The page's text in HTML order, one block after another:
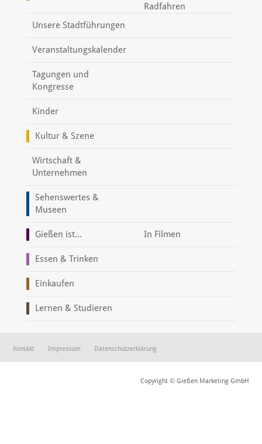
Radfahren
Unsere Stadtführungen
Veranstaltungskalender
Tagungen und
Kongresse
Kinder
Kultur & Szene
Wirtschaft &
Unternehmen
Sehenswertes &
Museen
Gießen ist... In Filmen
Essen & Trinken
Einkaufen
Lernen & Studieren
Kontakt Impressum Datenschutzerklärung
Copyright © Gießen Marketing GmbH